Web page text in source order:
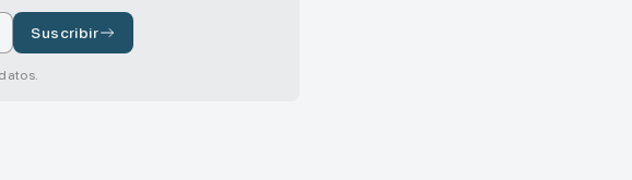
Suscribir